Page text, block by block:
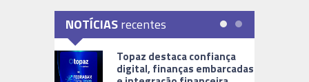
NOTÍCIASrecentes
Topaz destaca confiança
digital, finanças embarcadas